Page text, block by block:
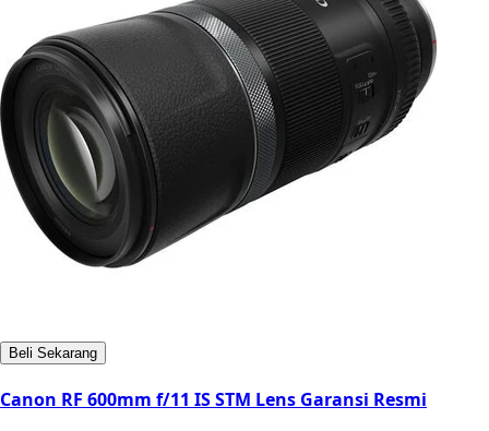
Beli Sekarang
Canon RF 600mm f/11 IS STM Lens Garansi Resmi